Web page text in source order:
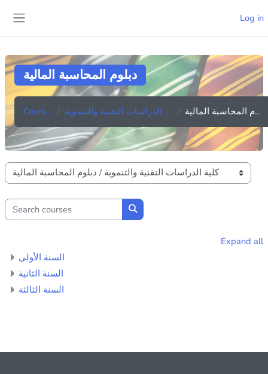
Log in
دبلوم المحاسبة المالية
Courses كلية الدراسات التقنية والتنموية دبلوم المحاسبة المالية
Course categories
Search courses
Search courses
Expand all
السنة الأولى
السنة الثانية
السنة الثالثة